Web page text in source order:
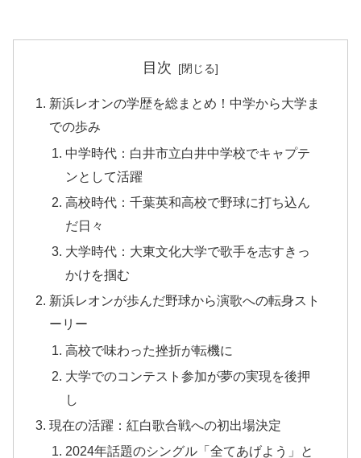
目次
新浜レオンの学歴を総まとめ！中学から大学ま
での歩み
中学時代：白井市立白井中学校でキャプテ
ンとして活躍
高校時代：千葉英和高校で野球に打ち込ん
だ日々
大学時代：大東文化大学で歌手を志すきっ
かけを掴む
新浜レオンが歩んだ野球から演歌への転身スト
ーリー
高校で味わった挫折が転機に
大学でのコンテスト参加が夢の実現を後押
し
現在の活躍：紅白歌合戦への初出場決定
2024年話題のシングル「全てあげよう」と